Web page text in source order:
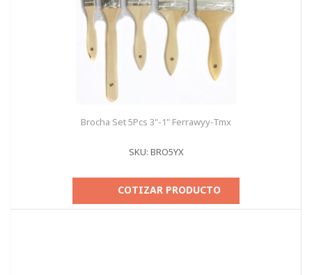
Brocha Set 5Pcs 3"-1" Ferrawyy-Tmx
SKU: BRO5YX
COTIZAR PRODUCTO